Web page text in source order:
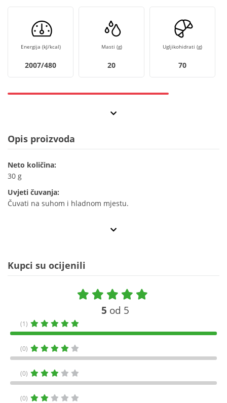
Energija (kJ/kcal)
2007/480
Masti (g)
20
Ugljikohidrati (g)
70
Opis proizvoda
Neto količina:
30 g
Uvjeti čuvanja:
Čuvati na suhom i hladnom mjestu.
Kupci su ocijenili
5 od 5
(1)
(0)
(0)
(0)